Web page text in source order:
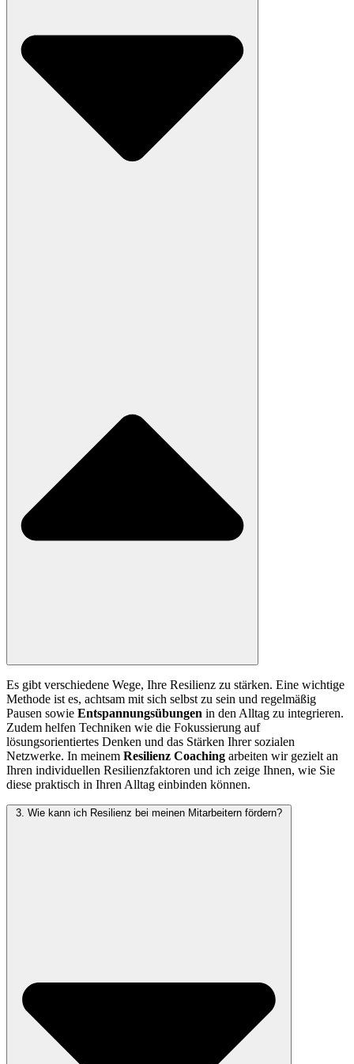
Es gibt verschiedene Wege, Ihre Resilienz zu stärken. Eine wichtige
Methode ist es, achtsam mit sich selbst zu sein und regelmäßig
Pausen sowie Entspannungsübungen in den Alltag zu integrieren.
Zudem helfen Techniken wie die Fokussierung auf
lösungsorientiertes Denken und das Stärken Ihrer sozialen
Netzwerke. In meinem Resilienz Coaching arbeiten wir gezielt an
Ihren individuellen Resilienzfaktoren und ich zeige Ihnen, wie Sie
diese praktisch in Ihren Alltag einbinden können.
3. Wie kann ich Resilienz bei meinen Mitarbeitern fördern?